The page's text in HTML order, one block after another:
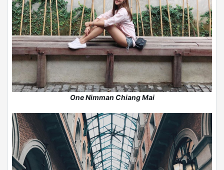
One Nimman Chiang Mai